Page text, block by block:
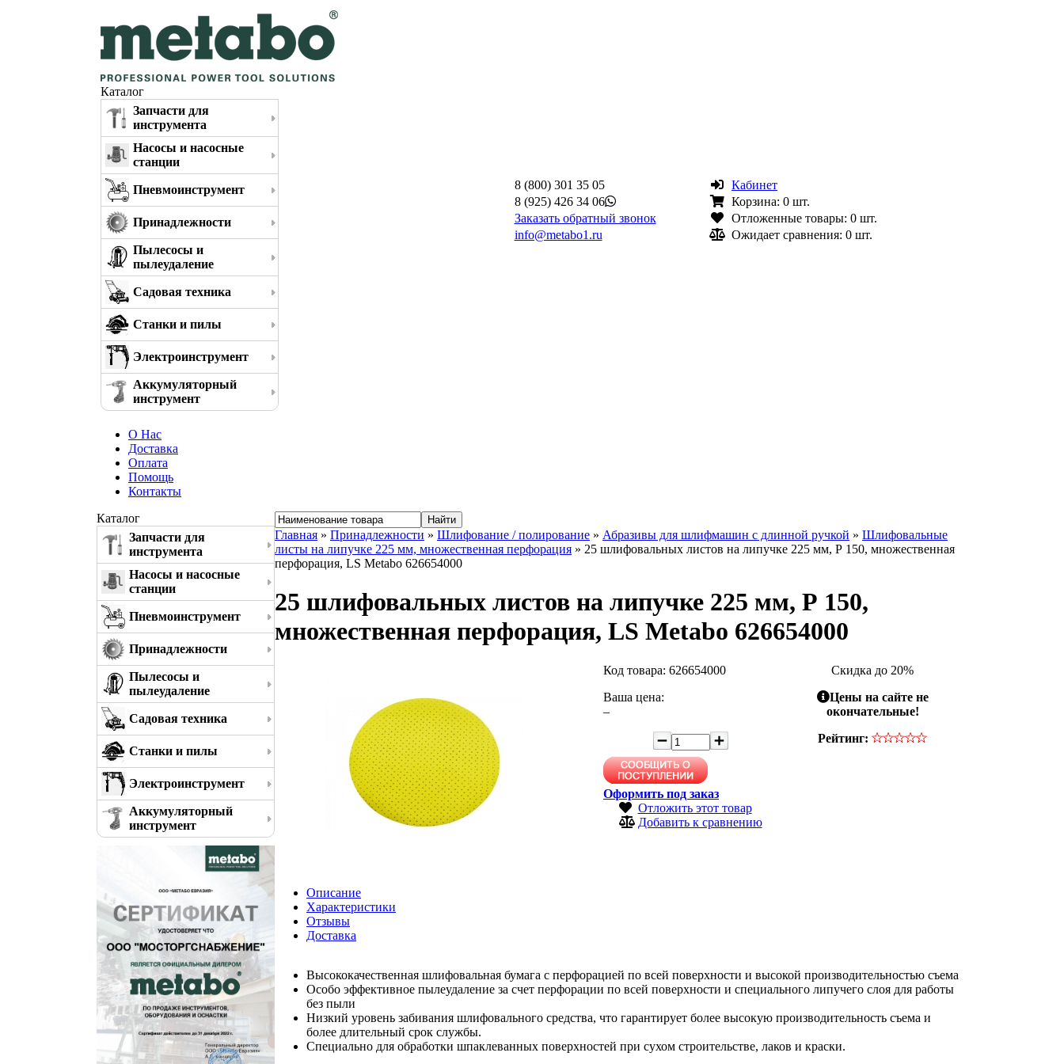
Каталог
Запчасти для
инструмента
Насосы и насосные
станции
Пневмоинструмент
Принадлежности
Пылесосы и
пылеудаление
Садовая техника
Станки и пилы
Электроинструмент
Аккумуляторный
инструмент
8 (800) 301 35 05
8 (925) 426 34 06
Заказать обратный звонок
info@metabo1.ru
Кабинет
Корзина: 0 шт.
Отложенные товары: 0 шт.
Ожидает сравнения: 0 шт.
О Нас
Доставка
Оплата
Помощь
Контакты
Каталог
Запчасти для
инструмента
Насосы и насосные
станции
Пневмоинструмент
Принадлежности
Пылесосы и
пылеудаление
Садовая техника
Станки и пилы
Электроинструмент
Аккумуляторный
инструмент
Главная » Принадлежности » Шлифование / полирование » Абразивы для шлифмашин с длинной ручкой » Шлифовальные
листы на липучке 225 мм, множественная перфорация » 25 шлифовальных листов на липучке 225 мм, Р 150, множественная
перфорация, LS Metabo 626654000
25 шлифовальных листов на липучке 225 мм, Р 150,
множественная перфорация, LS Metabo 626654000
Код товара: 626654000
Ваша цена:
–
Оформить под заказ
Отложить этот товар
Добавить к сравнению
Скидка до 20%
Цены на сайте не
окончательные!
Рейтинг:
Описание
Характеристики
Отзывы
Доставка
Высококачественная шлифовальная бумага с перфорацией по всей поверхности и высокой производительностью съема
Особо эффективное пылеудаление за счет перфорации по всей поверхности и специального липучего слоя для работы
без пыли
Низкий уровень забивания шлифовального средства, что гарантирует более высокую производительность съема и
более длительный срок службы.
Специально для обработки шпаклеванных поверхностей при сухом строительстве, лаков и краски.